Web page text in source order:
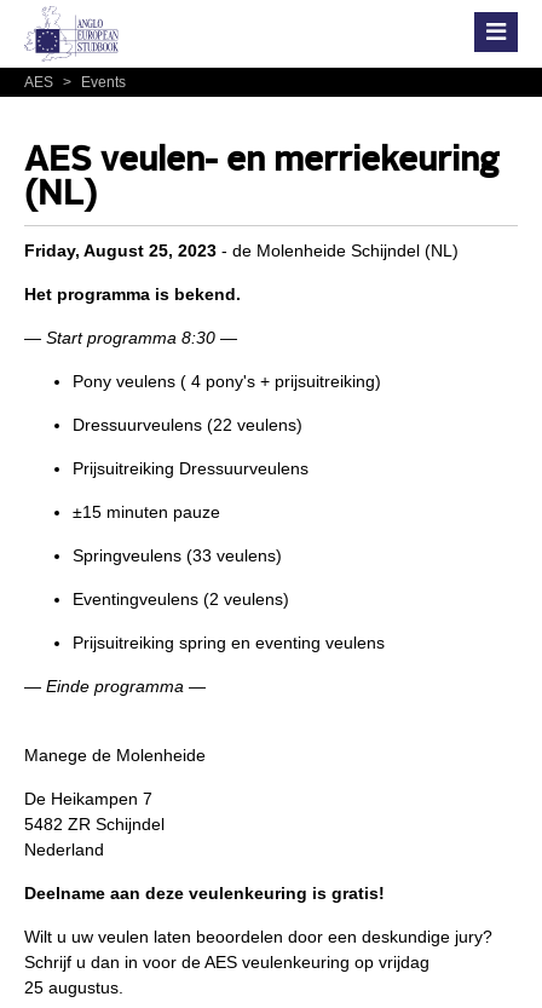
AES > Events
AES veulen- en merriekeuring
(NL)
Friday, August 25, 2023- de Molenheide Schijndel (NL)
Het programma is bekend.
— Start programma 8:30 —
Pony veulens ( 4 pony's + prijsuitreiking)
Dressuurveulens (22 veulens)
Prijsuitreiking Dressuurveulens
±15 minuten pauze
Springveulens (33 veulens)
Eventingveulens (2 veulens)
Prijsuitreiking spring en eventing veulens
— Einde programma —
Manege de Molenheide
De Heikampen 7
5482 ZR Schijndel
Nederland
Deelname aan deze veulenkeuring is gratis!
Wilt u uw veulen laten beoordelen door een deskundige jury?
Schrijf u dan in voor de AES veulenkeuring op vrijdag
25 augustus.